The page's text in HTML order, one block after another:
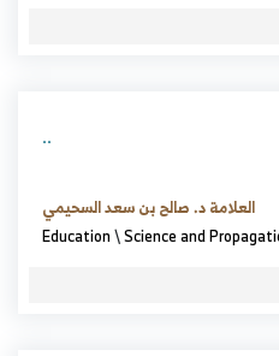
..
العلامة د. صالح بن سعد السحيمي
Education\Science and